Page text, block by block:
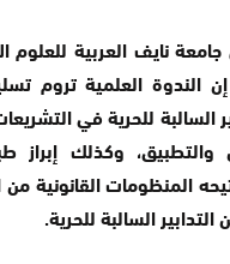
نايف العربية للعلوم
إن الندوة العلمية تروم
السالبة للحرية في
وكذلك إبراز
المنظومات القانونية من
السالبة للحرية.